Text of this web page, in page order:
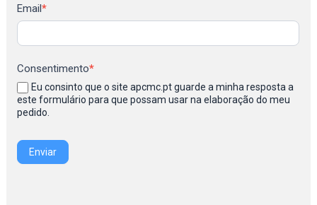
Newsletter
Email*
Consentimento*
Eu consinto que o site apcmc.pt guarde a minha resposta a
este formulário para que possam usar na elaboração do meu
pedido.
Enviar